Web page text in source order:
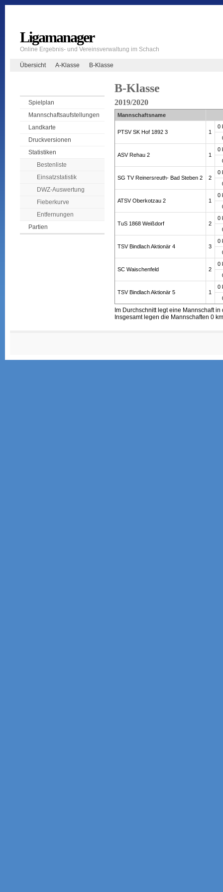
Ligamanager
Online Ergebnis- und Vereinsverwaltung im Schach
Übersicht A-Klasse B-Klasse
Spielplan
Mannschaftsaufstellungen
Landkarte
Druckversionen
Statistiken
Bestenliste
Einsatzstatistik
DWZ-Auswertung
Fieberkurve
Entfernungen
Partien
B-Klasse
2019/2020
Mannschaftsname
PTSV SK Hof 1892 3 1
0
ASV Rehau 2 1
0
SG TV Reinersreuth- Bad Steben 2 2
0
ATSV Oberkotzau 2 1
0
TuS 1868 Weißdorf 2
0
TSV Bindlach Aktionär 4 3
0
SC Waischenfeld 2
0
TSV Bindlach Aktionär 5 1
0
Im Durchschnitt legt eine Mannschaft
Insgesamt legen die Mannschaften 0